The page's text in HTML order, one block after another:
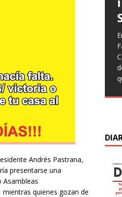
Andrés Pastrana,
presentarse una
Asambleas
quienes gozan de